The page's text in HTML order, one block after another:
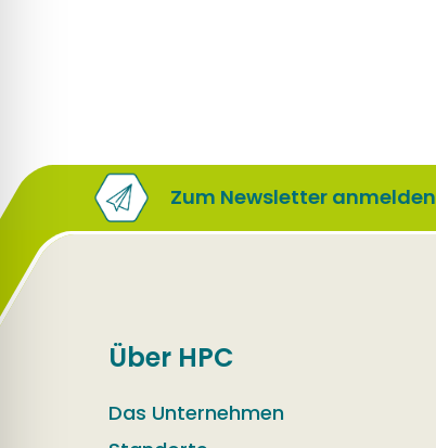
Zum Newsletter anmelden
Über HPC
Das Unternehmen